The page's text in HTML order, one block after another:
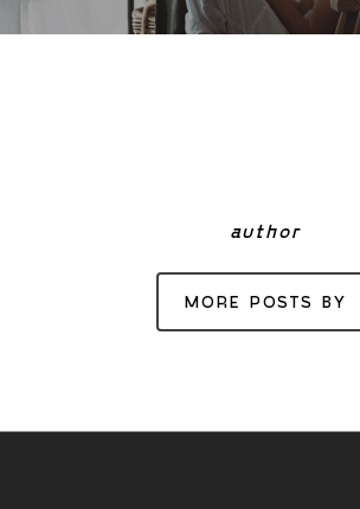
author
MORE POSTS BY